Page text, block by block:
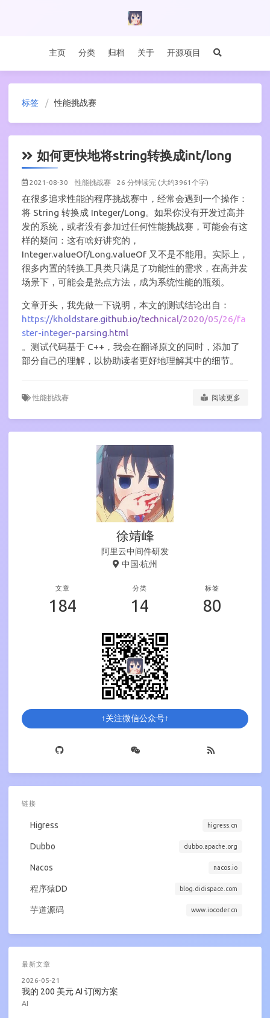
主页 分类 归档 关于 开源项目
标签 性能挑战赛
如何更快地将string转换成int/long
2021-08-30 性能挑战赛 26 分钟读完 (大约3961个字)
在很多追求性能的程序挑战赛中，经常会遇到一个操作：
将 String 转换成 Integer/Long。如果你没有开发过高并
发的系统，或者没有参加过任何性能挑战赛，可能会有这
样的疑问：这有啥好讲究的，
Integer.valueOf/Long.valueOf 又不是不能用。实际上，
很多内置的转换工具类只满足了功能性的需求，在高并发
场景下，可能会是热点方法，成为系统性能的瓶颈。
文章开头，我先做一下说明，本文的测试结论出自：
https://kholdstare.github.io/technical/2020/05/26/fa
ster-integer-parsing.html
。测试代码基于 C++，我会在翻译原文的同时，添加了
部分自己的理解，以协助读者更好地理解其中的细节。
性能挑战赛 阅读更多
徐靖峰
阿里云中间件研发
中国·杭州
文章
184
分类
14
标签
80
↑关注微信公众号↑
链接
Higress higress.cn
Dubbo dubbo.apache.org
Nacos nacos.io
程序猿DD blog.didispace.com
芋道源码 www.iocoder.cn
最新文章
2026-05-21
我的 200 美元 AI 订阅方案
AI